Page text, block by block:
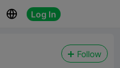
 Log In
Follow